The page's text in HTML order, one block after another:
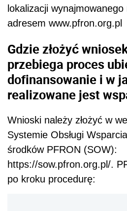
lokalizacji
adresem www.pfron.org.pl
Gdzie złożyć
przebiega proces
dofinansowanie i w
realizowane jest
Wnioski należy złożyć w
Systemie Obsługi
środków PFRON (SOW):
https://sow.pfron.org.pl/.
po kroku procedurę: